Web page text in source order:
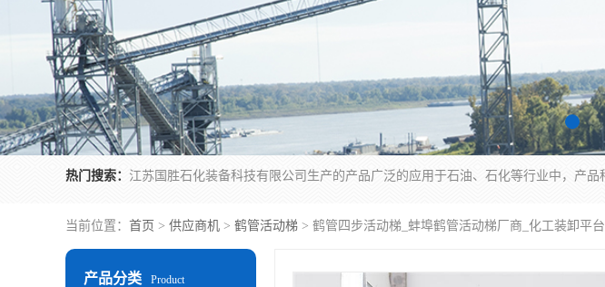
热门搜索：
当前位置： 首页 > 供应商机 > 鹤管活动梯 > 鹤管四步活动梯_蚌埠鹤管活动梯厂商_化工装卸平台
产品分类 Product